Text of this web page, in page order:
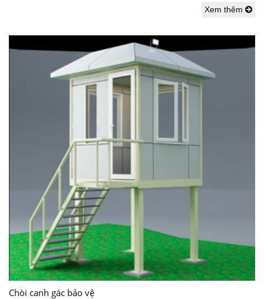
Xem thêm
Chòi canh gác bảo vệ